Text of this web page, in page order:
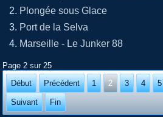
Plongée sous Glace
Port de la Selva
Marseille - Le Junker 88
Page 2 sur 25
Début
Précédent 1 2 3 4 5
Suivant Fin